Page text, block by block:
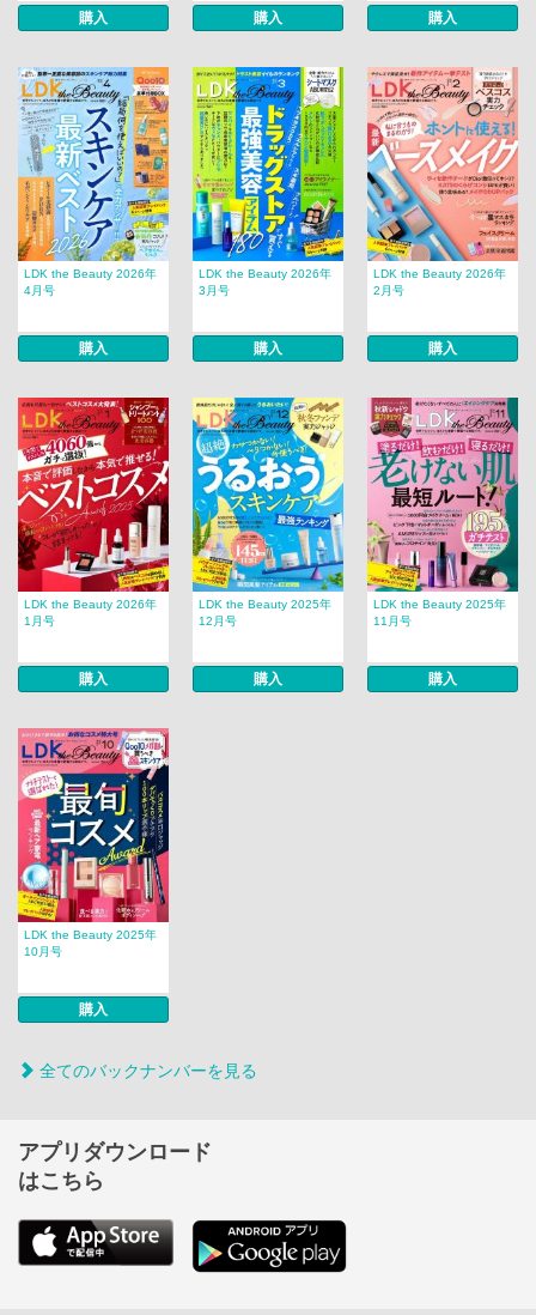
購入 購入 購入
LDK the Beauty 2026年
4月号
購入
LDK the Beauty 2026年
3月号
購入
LDK the Beauty 2026年
2月号
購入
LDK the Beauty 2026年
1月号
購入
LDK the Beauty 2025年
12月号
購入
LDK the Beauty 2025年
11月号
購入
LDK the Beauty 2025年
10月号
購入
全てのバックナンバーを見る
アプリダウンロード
はこちら